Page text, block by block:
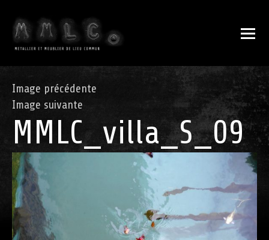
Image précédente
Image suivante
MMLC_villa_S_09